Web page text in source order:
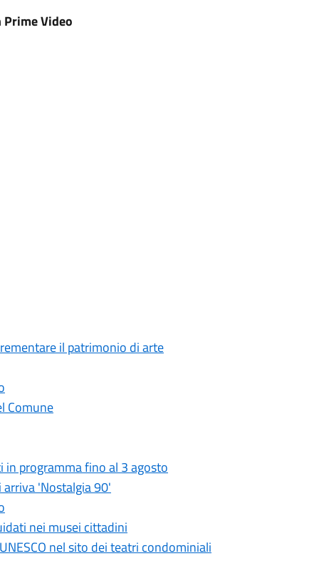
Video
il patrimonio di arte
Comune
in programma fino al 3 agosto
arriva 'Nostalgia 90'
nei musei cittadini
nel sito dei teatri condominiali